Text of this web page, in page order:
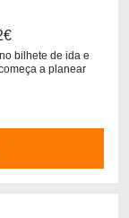
bilhete de ida e
a planear